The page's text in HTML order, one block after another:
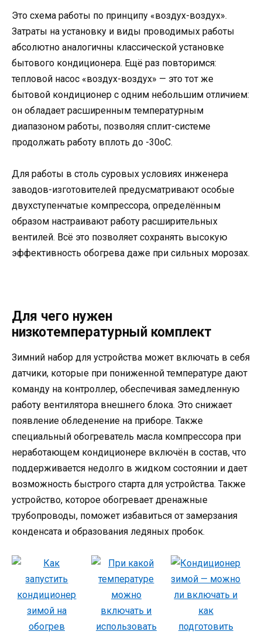
Это схема работы по принципу «воздух-воздух».
Затраты на установку и виды проводимых работы
абсолютно аналогичны классической установке
бытового кондиционера. Ещё раз повторимся:
тепловой насос «воздух-воздух» — это тот же
бытовой кондиционер с одним небольшим отличием:
он обладает расширенным температурным
диапазоном работы, позволяя сплит-системе
продолжать работу вплоть до -30oC.
Для работы в столь суровых условиях инженера
заводов-изготовителей предусматривают особые
двухступенчатые компрессора, определённым
образом настраивают работу расширительных
вентилей. Всё это позволяет сохранять высокую
эффективность обогрева даже при сильных морозах.
Для чего нужен
низкотемпературный комплект
Зимний набор для устройства может включать в себя
датчики, которые при пониженной температуре дают
команду на контроллер, обеспечивая замедленную
работу вентилятора внешнего блока. Это снижает
появление обледенение на приборе. Также
специальный обогреватель масла компрессора при
неработающем кондиционере включён в состав, что
поддерживается недолго в жидком состоянии и дает
возможность быстрого старта для устройства. Также
устройство, которое обогревает дренажные
трубопроводы, поможет избавиться от замерзания
конденсата и образования ледяных пробок.